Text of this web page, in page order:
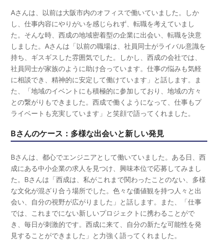
Aさんは、以前は大阪市内のオフィスで働いていました。しか
し、仕事内容にやりがいを感じられず、転職を考えていまし
た。そんな時、西成の地域密着型の企業に出会い、転職を決意
しました。Aさんは「以前の職場は、社員同士がライバル意識を
持ち、ギスギスした雰囲気でした。しかし、西成の会社では、
社員同士が家族のように助け合っています。仕事の悩みも気軽
に相談でき、精神的に安定して働けています」と話します。ま
た、「地域のイベントにも積極的に参加しており、地域の方々
との繋がりもできました。西成で働くようになって、仕事もプ
ライベートも充実しています」と笑顔で語ってくれました。
Bさんのケース：多様な出会いと新しい発見
Bさんは、都心でエンジニアとして働いていました。ある日、西
成にある中小企業の求人を見つけ、興味本位で応募してみまし
た。Bさんは「西成は、私がこれまで関わったことのない、多様
な文化が混ざり合う場所でした。色々な価値観を持つ人々と出
会い、自分の視野が広がりました」と話します。また、「仕事
では、これまでにない新しいプロジェクトに携わることがで
き、毎日が刺激的です。西成に来て、自分の新たな可能性を発
見することができました」と力強く語ってくれました。